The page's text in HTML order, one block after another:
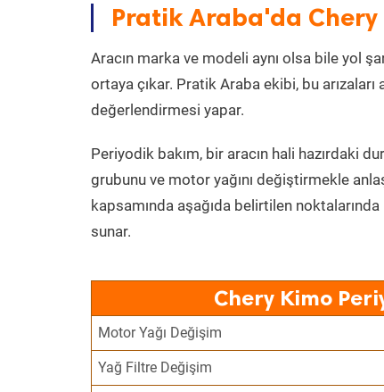
Pratik Araba'da Chery
Aracın marka ve modeli aynı olsa bile yol
ortaya çıkar. Pratik Araba ekibi, bu
değerlendirmesi yapar.
Periyodik bakım, bir aracın hali hazırdaki
grubunu ve motor yağını değiştirmekle
kapsamında aşağıda belirtilen
sunar.
Chery Kimo
Motor Yağı Değişim
Yağ Filtre Değişim